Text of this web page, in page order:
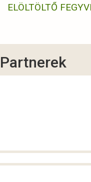
ELÖLTÖLTŐ
Partnerek